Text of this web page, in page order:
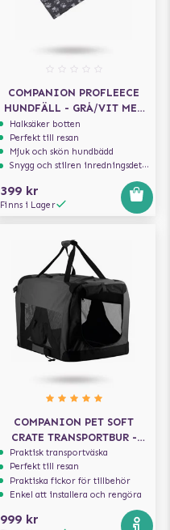
COMPANION PROFLEECE
HUNDFÄLL - GRÅ/VIT MED
TASSAR 100X75 CM
Halksäker botten
Perfekt till resan
Mjuk och skön hundbädd
Snygg och stilren inredningsdetalj
399 kr
Finns i Lager
COMPANION PET SOFT
CRATE TRANSPORTBUR -
GRÅ/SVART
Praktisk transportväska
Perfekt till resan
Praktiska fickor för tillbehör
Enkel att installera och rengöra
999 kr